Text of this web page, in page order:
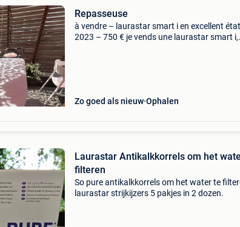
Repasseuse
à vendre – laurastar smart i en excellent
2023 – 750 € je vends une laurastar smart i,
Zo goed als nieuw Ophalen
Laurastar Antikalkkorrels om het
filteren
So pure antikalkkorrels om het water te
laurastar strijkijzers 5 pakjes in 2 dozen.